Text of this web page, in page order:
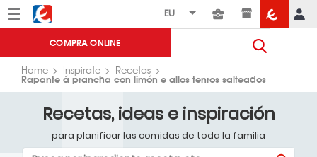
Menú Eroski
COMPRA ONLINE
Home Inspirate Recetas
Rapante á prancha con limón e allos tenros salteados
Recetas, ideas e inspiración
para planificar las comidas de toda la familia